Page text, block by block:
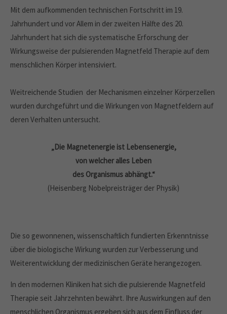
Mit dem aufkommenden technischen Fortschritt im 19.
Jahrhundert und vor Allem in der zweiten Hälfte des 20.
Jahrhundert hat sich die systematische Erforschung der
Wirkungsweise der pulsierenden Magnetfeld Therapie auf dem
menschlichen Körper intensiviert.
Weitreichende Studien der Mechanismen einzelner Körperzellen
wurden durchgeführt und die Wirkungen von Magnetfeldern auf
deren Verhalten untersucht.
„Die Magnetenergie ist Lebensenergie,
von welcher alles Leben
des Organismus abhängt.“
(Heisenberg Nobelpreisträger der Physik)
Die so gewonnenen, wissenschaftlich fundierten Erkenntnisse
über die biologische Wirkung wurden zur Verbesserung und
Weiterentwicklung der medizinischen Geräte herangezogen.
In den modernen Kliniken hat sich die pulsierende Magnetfeld
Therapie seit Jahrzehnten bewährt. Ihre Auswirkungen auf den
menschlichen Organismus ergeben sich aus dem Einfluss der